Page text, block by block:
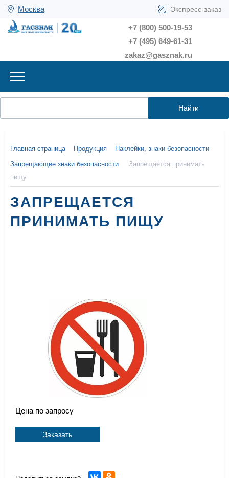
Москва Экспресс-заказ
+7 (800) 500-19-53
+7 (495) 649-61-31
zakaz@gasznak.ru
Найти
Главная страница Продукция
Наклейки, знаки безопасности
Запрещающие знаки безопасности
Запрещается принимать
пищу
ЗАПРЕЩАЕТСЯ
ПРИНИМАТЬ ПИЩУ
Цена по запросу
Заказать